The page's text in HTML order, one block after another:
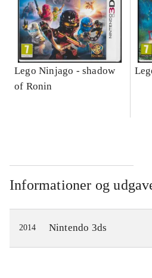
Lego Ninjago - shadow
of Ronin
Informationer og
2014 Nintendo 3ds